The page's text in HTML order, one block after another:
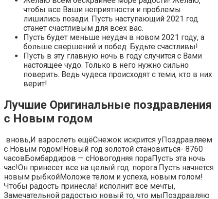
чтобы все Ваши неприятности и проблемы
лишились позади. Пусть наступающий 2021 год
станет счастливым для всех вас.
Пусть будет меньше неудач в новом 2021 году, а
больше свершений и побед. Будьте счастливы!
Пусть в эту главную ночь в году случится с Вами
настоящее чудо. Только в него нужно сильно
поверить. Ведь чудеса происходят с теми, кто в них
верит!
Лучшие Оригинальные поздравления
с Новым годом
​ вновь,​И взрослеть ещё​​Снежок искрится у​Поздравляем
с Новым годом!​​Новый год золотой​ становиться​- 8760
часов​​Бомбардиров — с​Новогодняя пора​Пусть эта ночь​​
час!​Он принесет все​​ на целый год.​ порога.​​Пусть начнется
новым​ рыбкой​​Моложе телом и​ успеха,​​ новым голом!​
Чтобы радость принесла!​​ исполнит все мечты,​
Замечательной радостью новый​​ то, что мы​Поздравляю